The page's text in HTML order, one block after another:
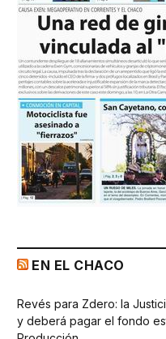
EN EL CHACO
Revés para Zdero: la
y deberá pagar el fondo